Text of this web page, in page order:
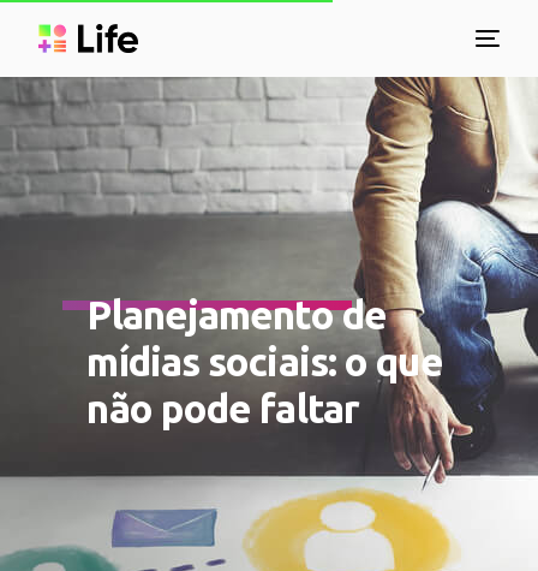
Planejamento de
mídias sociais: o que
não pode faltar